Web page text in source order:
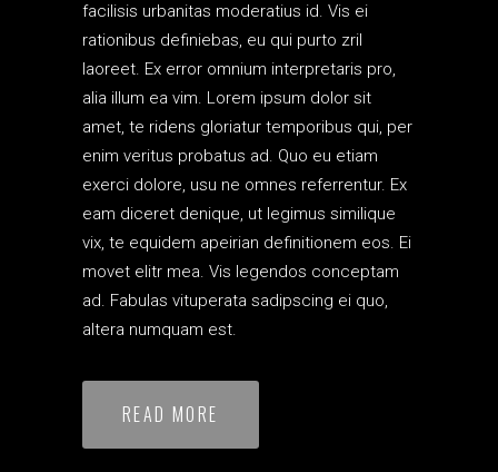
facilisis urbanitas moderatius id. Vis ei
rationibus definiebas, eu qui purto zril
laoreet. Ex error omnium interpretaris pro,
alia illum ea vim. Lorem ipsum dolor sit
amet, te ridens gloriatur temporibus qui, per
enim veritus probatus ad. Quo eu etiam
exerci dolore, usu ne omnes referrentur. Ex
eam diceret denique, ut legimus similique
vix, te equidem apeirian definitionem eos. Ei
movet elitr mea. Vis legendos conceptam
ad. Fabulas vituperata sadipscing ei quo,
altera numquam est.
READ MORE